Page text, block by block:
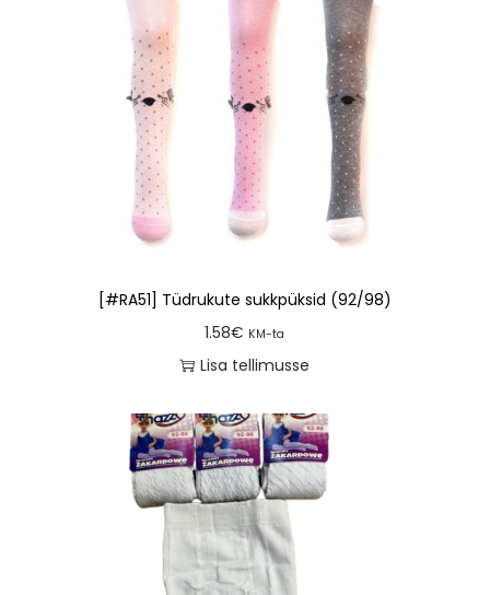
[#RA51] Tüdrukute sukkpüksid (92/98)
1.58€ KM-ta
Lisa tellimusse